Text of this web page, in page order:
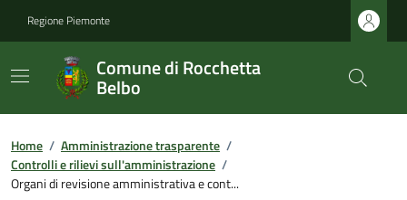
Regione Piemonte
Comune di Rocchetta
Belbo
Home / Amministrazione trasparente /
Controlli e rilievi sull'amministrazione /
Organi di revisione amministrativa e cont...